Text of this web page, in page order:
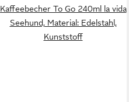
Kaffeebecher To Go 240ml la vida
Seehund, Material: Edelstahl,
Kunststoff